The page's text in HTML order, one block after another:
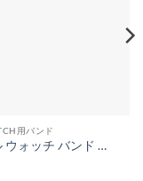
用バンド
アップル ウォッチ バンド マグネット レザー 磁石 apple watchUltra/8/7/6/SE 替えベルト 男性 女性 おしゃれ